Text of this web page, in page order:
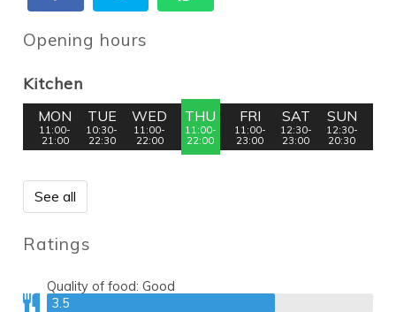
Opening hours
Kitchen
MON
11:00-
21:00
TUE
10:30-
22:30
WED
11:00-
22:00
THU
11:00-
22:00
FRI
11:00-
23:00
SAT
12:30-
23:00
SUN
12:30-
20:30
See all
Ratings
Quality of food:Good
3.5
3.5